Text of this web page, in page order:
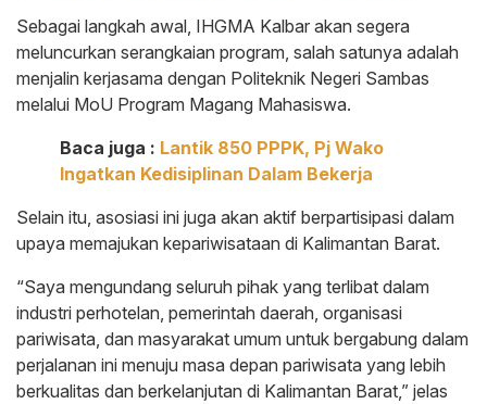
Sebagai langkah awal, IHGMA Kalbar akan segera
meluncurkan serangkaian program, salah satunya adalah
menjalin kerjasama dengan Politeknik Negeri Sambas
melalui MoU Program Magang Mahasiswa.
Baca juga : Lantik 850 PPPK, Pj Wako
Ingatkan Kedisiplinan Dalam Bekerja
Selain itu, asosiasi ini juga akan aktif berpartisipasi dalam
upaya memajukan kepariwisataan di Kalimantan Barat.
“Saya mengundang seluruh pihak yang terlibat dalam
industri perhotelan, pemerintah daerah, organisasi
pariwisata, dan masyarakat umum untuk bergabung dalam
perjalanan ini menuju masa depan pariwisata yang lebih
berkualitas dan berkelanjutan di Kalimantan Barat,” jelas